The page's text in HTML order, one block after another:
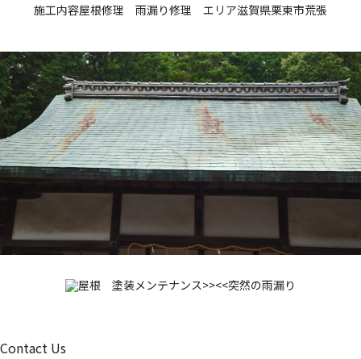
施工内容屋根修理 雨漏り修理 エリア滋賀県栗東市荒張
屋根 塗装メンテナンス>><<突然の雨漏り
Contact Us